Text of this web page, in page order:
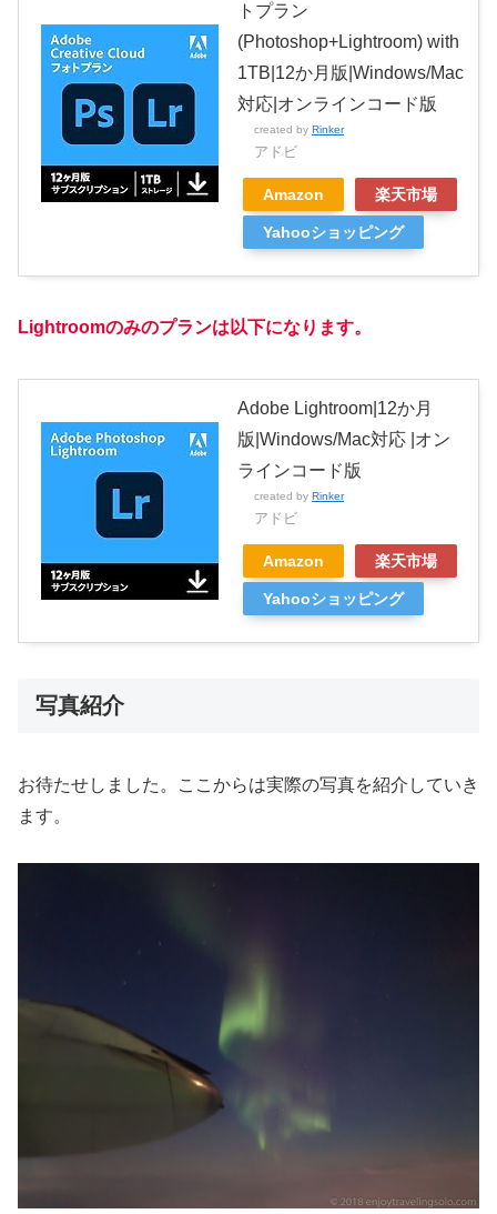
トプラン
(Photoshop+Lightroom) with
1TB|12か月版|Windows/Mac
対応|オンラインコード版
created by Rinker
アドビ
Amazon 楽天市場
Yahooショッピング
Lightroomのみのプランは以下になります。
Adobe Lightroom|12か月
版|Windows/Mac対応 |オン
ラインコード版
created by Rinker
アドビ
Amazon 楽天市場
Yahooショッピング
写真紹介
お待たせしました。ここからは実際の写真を紹介していき
ます。